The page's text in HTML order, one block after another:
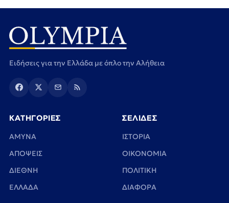
Ειδήσεις για την Ελλάδα με όπλο την Αλήθεια
ΚΑΤΗΓΟΡΙΕΣ
ΑΜΥΝΑ
ΑΠΟΨΕΙΣ
ΔΙΕΘΝΗ
ΕΛΛΑΔΑ
ΣΕΛΙΔΕΣ
ΙΣΤΟΡΙΑ
ΟΙΚΟΝΟΜΙΑ
ΠΟΛΙΤΙΚΗ
ΔΙΑΦΟΡΑ